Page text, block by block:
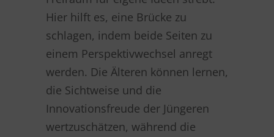
Hier hilft es, eine Brücke zu
schlagen, indem beide Seiten zu
einem Perspektivwechsel anregt
werden. Die Älteren können lernen,
die Sichtweise und die
Innovationsfreude der Jüngeren
wertzuschätzen, während die